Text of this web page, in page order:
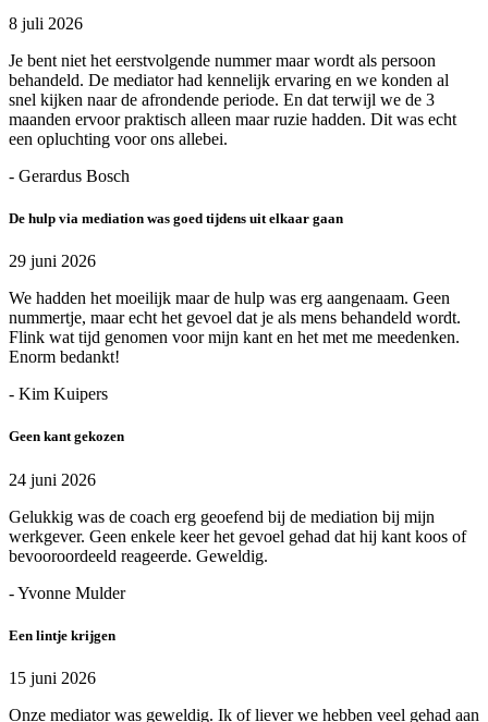
8 juli 2026
Je bent niet het eerstvolgende nummer maar wordt als persoon
behandeld. De mediator had kennelijk ervaring en we konden al
snel kijken naar de afrondende periode. En dat terwijl we de 3
maanden ervoor praktisch alleen maar ruzie hadden. Dit was echt
een opluchting voor ons allebei.
- Gerardus Bosch
De hulp via mediation was goed tijdens uit elkaar gaan
29 juni 2026
We hadden het moeilijk maar de hulp was erg aangenaam. Geen
nummertje, maar echt het gevoel dat je als mens behandeld wordt.
Flink wat tijd genomen voor mijn kant en het met me meedenken.
Enorm bedankt!
- Kim Kuipers
Geen kant gekozen
24 juni 2026
Gelukkig was de coach erg geoefend bij de mediation bij mijn
werkgever. Geen enkele keer het gevoel gehad dat hij kant koos of
bevooroordeeld reageerde. Geweldig.
- Yvonne Mulder
Een lintje krijgen
15 juni 2026
Onze mediator was geweldig. Ik of liever we hebben veel gehad aan